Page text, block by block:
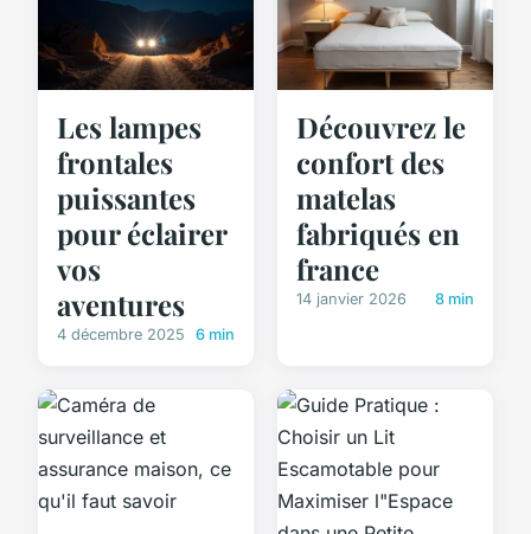
Les lampes
frontales
puissantes
pour éclairer
vos
aventures
4 décembre 2025 6 min
Découvrez le
confort des
matelas
fabriqués en
france
14 janvier 2026 8 min